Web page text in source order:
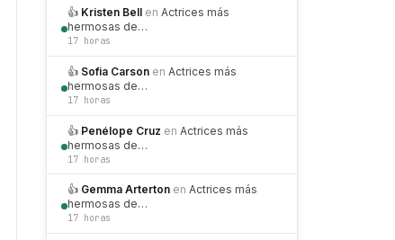
👍 Kristen Bell en Actrices más
hermosas de…
17 horas
👍 Sofia Carson en Actrices más
hermosas de…
17 horas
👍 Penélope Cruz en Actrices más
hermosas de…
17 horas
👍 Gemma Arterton en Actrices más
hermosas de…
17 horas